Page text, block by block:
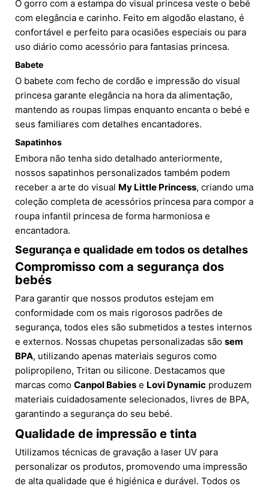
O gorro com a estampa do visual princesa veste o bebé
com elegância e carinho. Feito em algodão elastano, é
confortável e perfeito para ocasiões especiais ou para
uso diário como acessório para fantasias princesa.
Babete
O babete com fecho de cordão e impressão do visual
princesa garante elegância na hora da alimentação,
mantendo as roupas limpas enquanto encanta o bebé e
seus familiares com detalhes encantadores.
Sapatinhos
Embora não tenha sido detalhado anteriormente,
nossos sapatinhos personalizados também podem
receber a arte do visual My Little Princess, criando uma
coleção completa de acessórios princesa para compor a
roupa infantil princesa de forma harmoniosa e
encantadora.
Segurança e qualidade em todos os detalhes
Compromisso com a segurança dos
bebés
Para garantir que nossos produtos estejam em
conformidade com os mais rigorosos padrões de
segurança, todos eles são submetidos a testes internos
e externos. Nossas chupetas personalizadas são sem
BPA, utilizando apenas materiais seguros como
polipropileno, Tritan ou silicone. Destacamos que
marcas como Canpol Babies e Lovi Dynamic produzem
materiais cuidadosamente selecionados, livres de BPA,
garantindo a segurança do seu bebé.
Qualidade de impressão e tinta
Utilizamos técnicas de gravação a laser UV para
personalizar os produtos, promovendo uma impressão
de alta qualidade que é higiénica e durável. Todos os